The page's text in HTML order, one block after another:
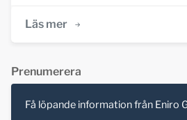
Läs mer
Prenumerera
Få löpande information från Eniro